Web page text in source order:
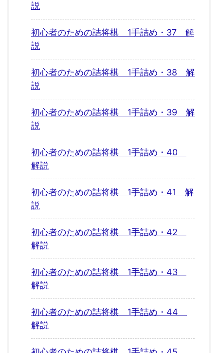
説
初心者のための詰将棋 1手詰め・37 解
説
初心者のための詰将棋 1手詰め・38 解
説
初心者のための詰将棋 1手詰め・39 解
説
初心者のための詰将棋 1手詰め・40
解説
初心者のための詰将棋 1手詰め・41 解
説
初心者のための詰将棋 1手詰め・42
解説
初心者のための詰将棋 1手詰め・43
解説
初心者のための詰将棋 1手詰め・44
解説